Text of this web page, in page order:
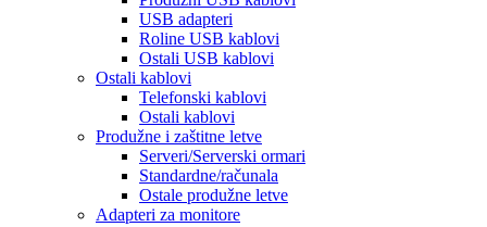
USB adapteri
Roline USB kablovi
Ostali USB kablovi
Ostali kablovi
Telefonski kablovi
Ostali kablovi
Produžne i zaštitne letve
Serveri/Serverski ormari
Standardne/računala
Ostale produžne letve
Adapteri za monitore